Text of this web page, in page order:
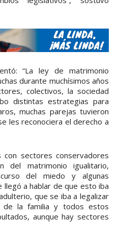
“La ley de matrimonio
durante muchísimos años
colectivos, la sociedad
distintas estrategias para
muchas parejas tuvieron
les reconociera el derecho a
con sectores conservadores
del matrimonio igualitario,
del miedo y algunas
llegó a hablar de que esto iba
que se iba a legalizar
la familia y todos estos
aunque hay sectores